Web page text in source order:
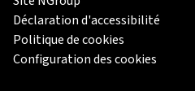
Déclaration d'accessibilité
Politique de cookies
Configuration des cookies